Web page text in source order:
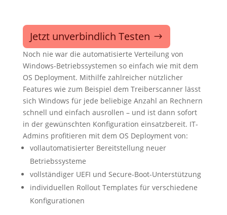
Jetzt unverbindlich Testen
Noch nie war die automatisierte Verteilung von
Windows-Betriebssystemen so einfach wie mit dem
OS Deployment. Mithilfe zahlreicher nützlicher
Features wie zum Beispiel dem Treiberscanner lässt
sich Windows für jede beliebige Anzahl an Rechnern
schnell und einfach ausrollen – und ist dann sofort
in der gewünschten Konfiguration einsatzbereit. IT-
Admins profitieren mit dem OS Deployment von:
vollautomatisierter Bereitstellung neuer
Betriebssysteme
vollständiger UEFI und Secure-Boot-Unterstützung
individuellen Rollout Templates für verschiedene
Konfigurationen